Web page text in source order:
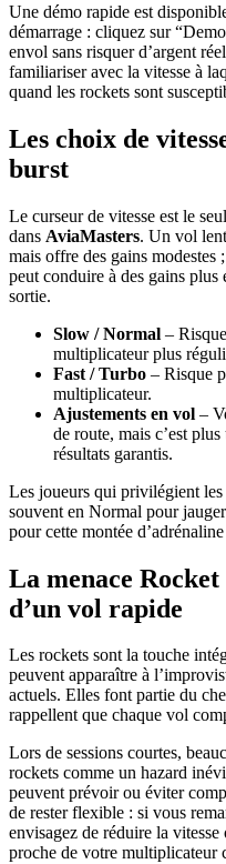
Une démo rapide est
démarrage : cliquez sur
envol sans risquer d’argent
familiariser avec la vitesse à
quand les rockets sont
Les choix de
burst
Le curseur de vitesse est le
dans AviaMasters. Un vol
mais offre des gains
peut conduire à des gains
sortie.
Slow / Normal –
multiplicateur plus
Fast / Turbo – Risque
multiplicateur.
Ajustements en vol –
de route, mais c’est
résultats garantis.
Les joueurs qui privilégient les
souvent en Normal pour
pour cette montée
La menace
d’un vol rapide
Les rockets sont la touche
peuvent apparaître à
actuels. Elles font partie du
rappellent que chaque vol
Lors de sessions courtes,
rockets comme un hazard
peuvent prévoir ou éviter
de rester flexible : si vous
envisagez de réduire la
proche de votre multiplicateur